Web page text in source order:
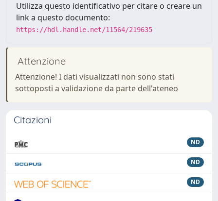
Utilizza questo identificativo per citare o creare un
link a questo documento:
https://hdl.handle.net/11564/219635
Attenzione
Attenzione! I dati visualizzati non sono stati
sottoposti a validazione da parte dell'ateneo
Citazioni
ND
ND
ND